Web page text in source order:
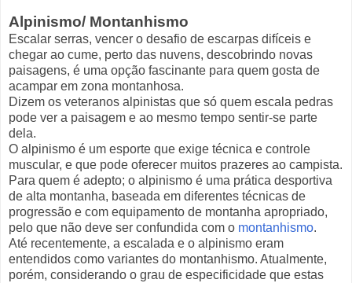
Alpinismo/ Montanhismo
Escalar serras, vencer o desafio de escarpas difíceis e
chegar ao cume, perto das nuvens, descobrindo novas
paisagens, é uma opção fascinante para quem gosta de
acampar em zona montanhosa.
Dizem os veteranos alpinistas que só quem escala pedras
pode ver a paisagem e ao mesmo tempo sentir-se parte
dela.
O alpinismo é um esporte que exige técnica e controle
muscular, e que pode oferecer muitos prazeres ao campista.
Para quem é adepto; o alpinismo é uma prática desportiva
de alta montanha, baseada em diferentes técnicas de
progressão e com equipamento de montanha apropriado,
pelo que não deve ser confundida com o montanhismo.
Até recentemente, a escalada e o alpinismo eram
entendidos como variantes do montanhismo. Atualmente,
porém, considerando o grau de especificidade que estas